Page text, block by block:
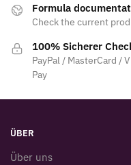
Formula
Check the current
100% Sicherer
PayPal / MasterCard /
Pay
ÜBER
Über uns